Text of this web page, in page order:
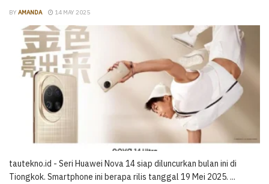
BY AMANDA 14 MAY 2025
tautekno.id - Seri Huawei Nova 14 siap diluncurkan bulan ini di
Tiongkok. Smartphone ini berapa rilis tanggal 19 Mei 2025. ...